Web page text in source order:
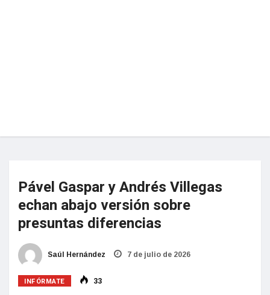
Pável Gaspar y Andrés Villegas
echan abajo versión sobre
presuntas diferencias
Saúl Hernández 7 de julio de 2026
INFÓRMATE 33